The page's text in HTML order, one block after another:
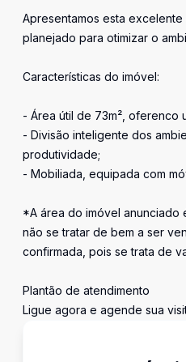
Apresentamos esta
planejado para otimizar o
Características do imóvel:
- Área útil de 73m², oferenco
- Divisão inteligente dos
produtividade;
- Mobiliada, equipada com
*A área do imóvel anunciado
não se tratar de bem a ser
confirmada, pois se trata de
Plantão de atendimento
Ligue agora e agende sua